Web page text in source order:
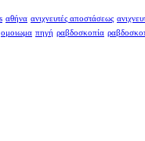
αθήνα ανιχνευτές αποστάσεως
ομοιωμα πηγή ραβδοσκοπία